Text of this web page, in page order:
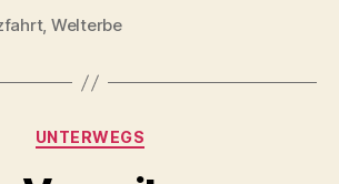
, Welterbe
Kategorien
UNTERWEGS